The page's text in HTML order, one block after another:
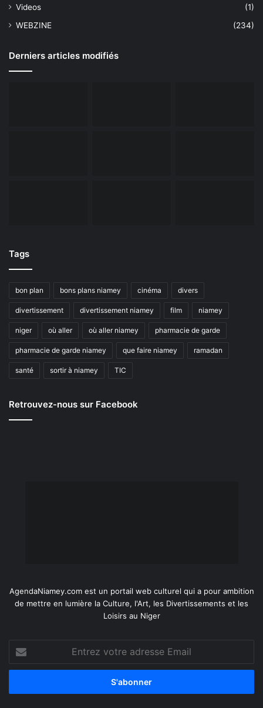
Videos
(1)
WEBZINE
(234)
Derniers articles modifiés
Tags
bon plan bons plans niamey cinéma divers
divertissement divertissement niamey film niamey
niger où aller où aller niamey pharmacie de garde
pharmacie de garde niamey que faire niamey ramadan
santé sortir à niamey TIC
Retrouvez-nous sur Facebook
AgendaNiamey.com est un portail web culturel qui a pour ambition
de mettre en lumière la Culture, l'Art, les Divertissements et les
Loisirs au Niger
votre
adresse